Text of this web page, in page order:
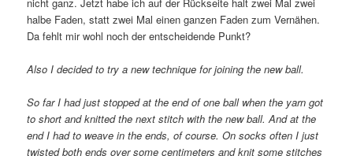
halbe Faden, statt zwei Mal einen ganzen Faden zum Vernähen.
Da fehlt mir wohl noch der entscheidende Punkt?
Also I decided to try a new technique for joining the new ball.
So far I had just stopped at the end of one ball when the yarn got
to short and knitted the next stitch with the new ball. And at the
end I had to weave in the ends, of course. On socks often I just
twisted both ends over some centimeters and knit some stitches